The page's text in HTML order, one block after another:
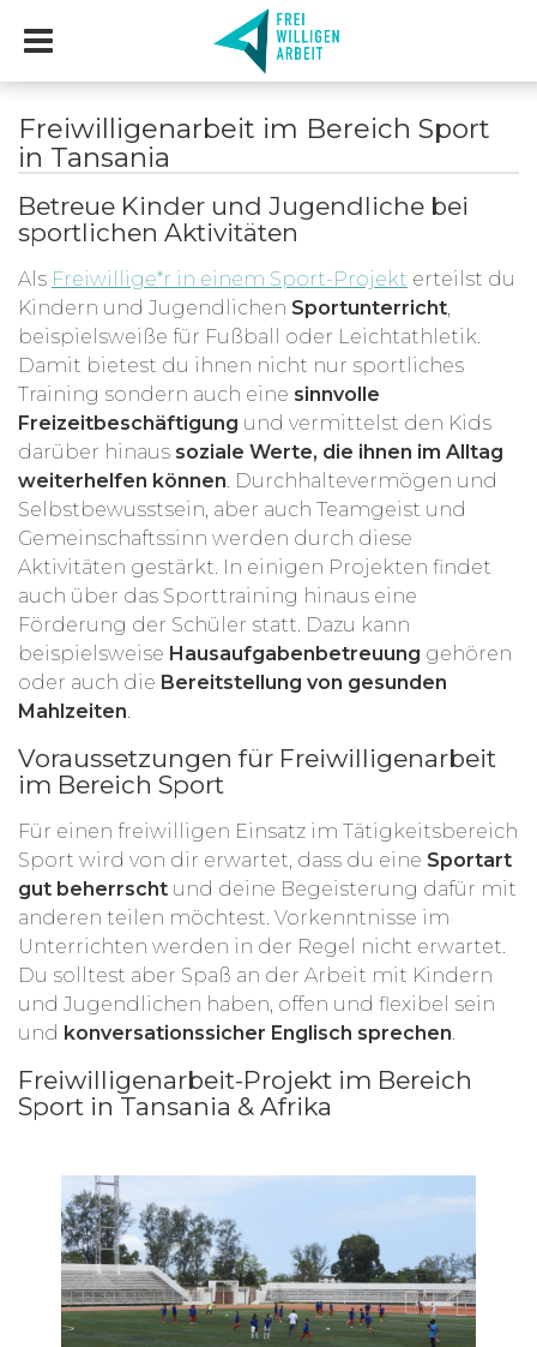
Freiwilligenarbeit im Bereich Sport
in Tansania
Betreue Kinder und Jugendliche bei
sportlichen Aktivitäten
Als Freiwillige*r in einem Sport-Projekt erteilst du
Kindern und Jugendlichen Sportunterricht,
beispielsweiße für Fußball oder Leichtathletik.
Damit bietest du ihnen nicht nur sportliches
Training sondern auch eine sinnvolle
Freizeitbeschäftigung und vermittelst den Kids
darüber hinaus soziale Werte, die ihnen im Alltag
weiterhelfen können. Durchhaltevermögen und
Selbstbewusstsein, aber auch Teamgeist und
Gemeinschaftssinn werden durch diese
Aktivitäten gestärkt. In einigen Projekten findet
auch über das Sporttraining hinaus eine
Förderung der Schüler statt. Dazu kann
beispielsweise Hausaufgabenbetreuung gehören
oder auch die Bereitstellung von gesunden
Mahlzeiten.
Voraussetzungen für Freiwilligenarbeit
im Bereich Sport
Für einen freiwilligen Einsatz im Tätigkeitsbereich
Sport wird von dir erwartet, dass du eine Sportart
gut beherrscht und deine Begeisterung dafür mit
anderen teilen möchtest. Vorkenntnisse im
Unterrichten werden in der Regel nicht erwartet.
Du solltest aber Spaß an der Arbeit mit Kindern
und Jugendlichen haben, offen und flexibel sein
und konversationssicher Englisch sprechen.
Freiwilligenarbeit-Projekt im Bereich
Sport in Tansania & Afrika